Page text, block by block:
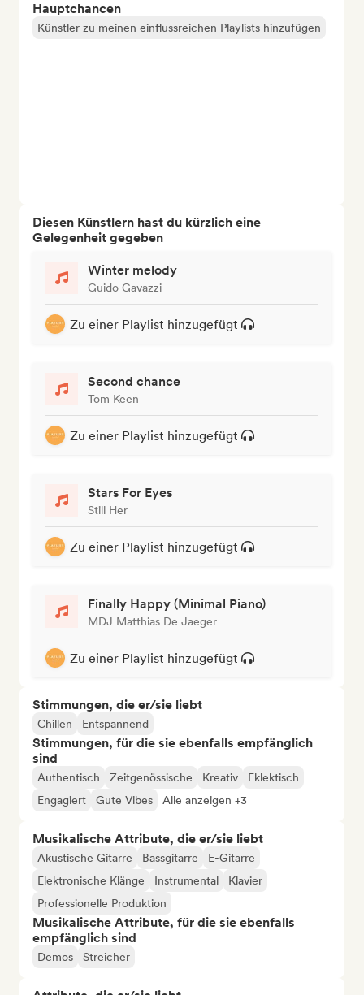
Hauptchancen
Künstler zu meinen einflussreichen Playlists hinzufügen
Diesen Künstlern hast du kürzlich eine
Gelegenheit gegeben
Winter melody
Guido Gavazzi
Zu einer Playlist hinzugefügt
Second chance
Tom Keen
Zu einer Playlist hinzugefügt
Stars For Eyes
Still Her
Zu einer Playlist hinzugefügt
Finally Happy (Minimal Piano)
MDJ Matthias De Jaeger
Zu einer Playlist hinzugefügt
Stimmungen, die er/sie liebt
Chillen Entspannend
Stimmungen, für die sie ebenfalls empfänglich
sind
Authentisch Zeitgenössische Kreativ
Eklektisch
Engagiert
Gute Vibes Alle anzeigen +3
Musikalische Attribute, die er/sie liebt
Akustische Gitarre Bassgitarre
E-Gitarre
Elektronische Klänge
Instrumental
Klavier
Professionelle Produktion
Musikalische Attribute, für die sie ebenfalls
empfänglich sind
Demos Streicher